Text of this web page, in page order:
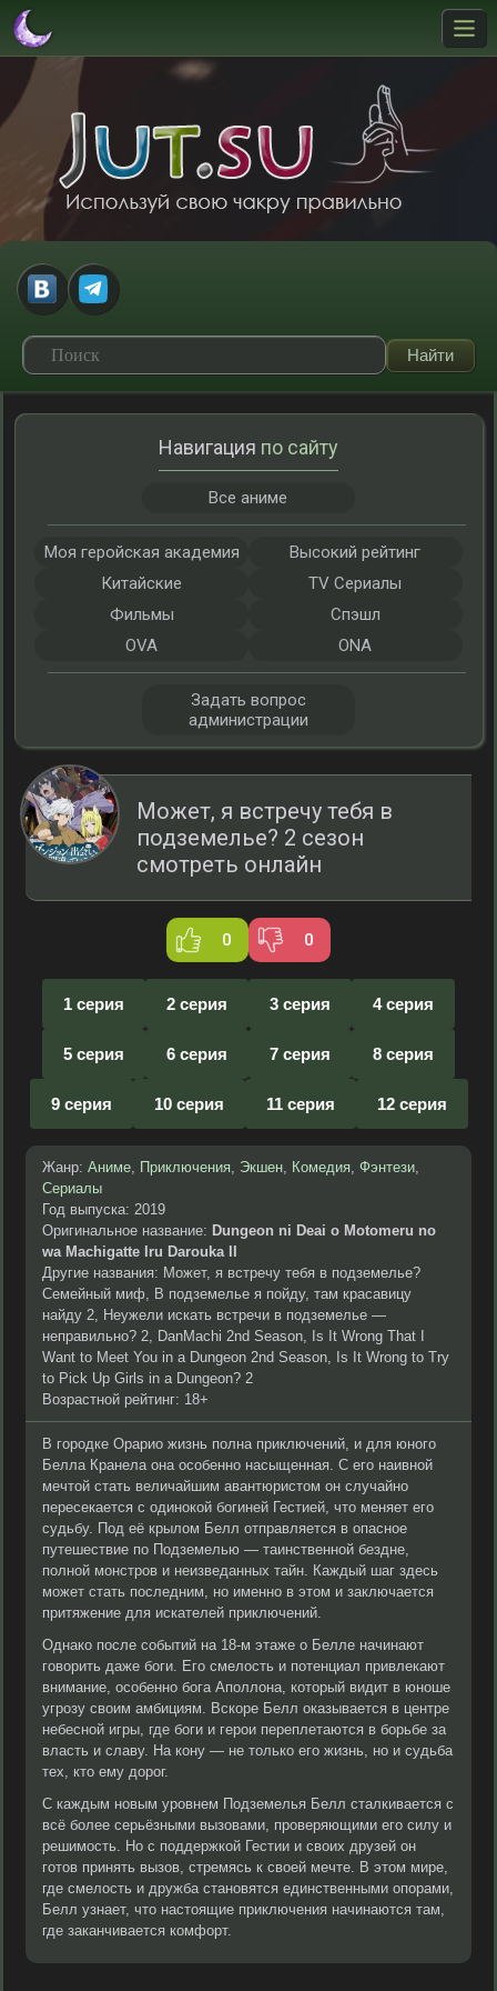
Может, я встречу тебя в
подземелье? 2 сезон
смотреть онлайн
0 0
1 серия 2 серия 3 серия 4 серия
5 серия 6 серия 7 серия 8 серия
9 серия 10 серия 11 серия 12 серия
Жанр: Аниме, Приключения, Экшен, Комедия, Фэнтези,
Сериалы
Год выпуска: 2019
Оригинальное название: Dungeon ni Deai o Motomeru no
wa Machigatte Iru Darouka II
Другие названия: Может, я встречу тебя в подземелье?
Семейный миф, В подземелье я пойду, там красавицу
найду 2, Неужели искать встречи в подземелье —
неправильно? 2, DanMachi 2nd Season, Is It Wrong That I
Want to Meet You in a Dungeon 2nd Season, Is It Wrong to Try
to Pick Up Girls in a Dungeon? 2
Возрастной рейтинг: 18+
В городке Орарио жизнь полна приключений, и для юного
Белла Кранела она особенно насыщенная. С его наивной
мечтой стать величайшим авантюристом он случайно
пересекается с одинокой богиней Гестией, что меняет его
судьбу. Под её крылом Белл отправляется в опасное
путешествие по Подземелью — таинственной бездне,
полной монстров и неизведанных тайн. Каждый шаг здесь
может стать последним, но именно в этом и заключается
притяжение для искателей приключений.
Однако после событий на 18-м этаже о Белле начинают
говорить даже боги. Его смелость и потенциал привлекают
внимание, особенно бога Аполлона, который видит в юноше
угрозу своим амбициям. Вскоре Белл оказывается в центре
небесной игры, где боги и герои переплетаются в борьбе за
власть и славу. На кону — не только его жизнь, но и судьба
тех, кто ему дорог.
С каждым новым уровнем Подземелья Белл сталкивается с
всё более серьёзными вызовами, проверяющими его силу и
решимость. Но с поддержкой Гестии и своих друзей он
готов принять вызов, стремясь к своей мечте. В этом мире,
где смелость и дружба становятся единственными опорами,
Белл узнает, что настоящие приключения начинаются там,
где заканчивается комфорт.
Навигация по сайту
Все аниме
Моя геройская академия
Высокий рейтинг
Китайские
TV Сериалы
Фильмы
Спэшл
OVA
ONA
Задать вопрос
администрации